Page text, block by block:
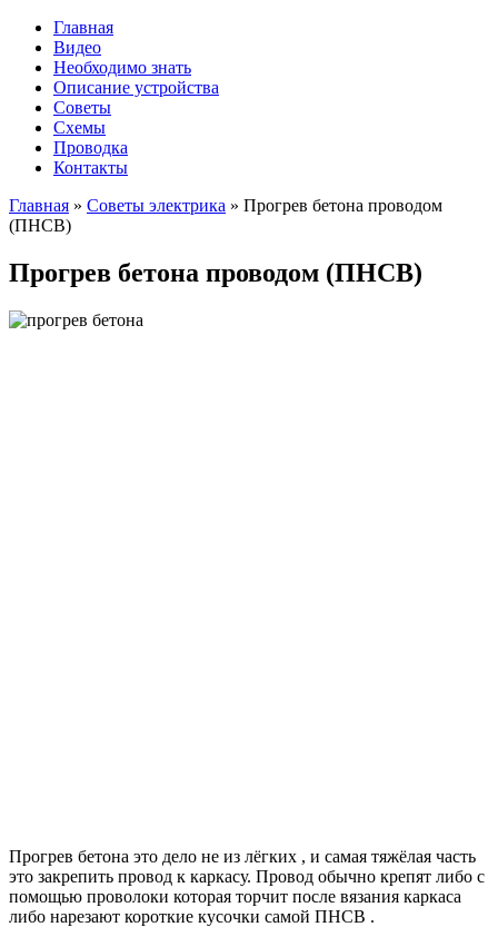
Главная
Видео
Необходимо знать
Описание устройства
Советы
Схемы
Проводка
Контакты
Главная » Советы электрика » Прогрев бетона проводом
(ПНСВ)
Прогрев бетона проводом (ПНСВ)
Прогрев бетона это дело не из лёгких , и самая тяжёлая часть
это закрепить провод к каркасу. Провод обычно крепят либо с
помощью проволоки которая торчит после вязания каркаса
либо нарезают короткие кусочки самой ПНСВ .